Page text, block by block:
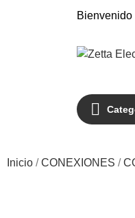
Bienvenido
Inicio CONEXIONES